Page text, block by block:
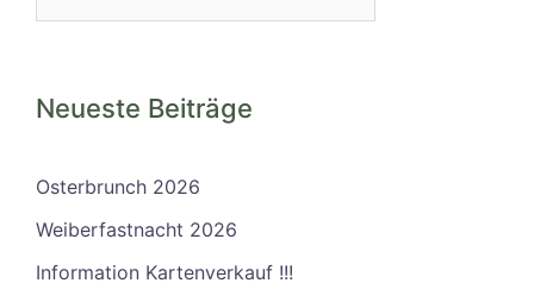
Neueste Beiträge
Osterbrunch 2026
Weiberfastnacht 2026
Information Kartenverkauf !!!